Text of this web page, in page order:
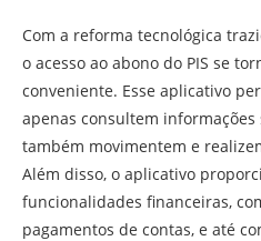
Com a reforma tecnológica
o acesso ao abono do PIS se
conveniente. Esse aplicativo
apenas consultem
também movimentem e
Além disso, o aplicativo
funcionalidades financeiras,
pagamentos de contas, e até